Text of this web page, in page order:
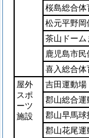
桜島総合体
松元平野岡
茶山ドーム
鹿児島市民
喜入総合体
屋外
スポ
ーツ
施設
吉田運動場
郡山総合運
郡山早馬球
郡山花尾運